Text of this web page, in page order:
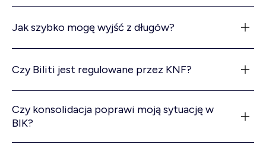
Jak szybko mogę wyjść z długów?
Czy Biliti jest regulowane przez KNF?
Czy konsolidacja poprawi moją sytuację w
BIK?